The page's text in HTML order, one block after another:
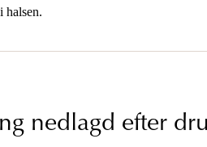
halsen.
nedlagd efter